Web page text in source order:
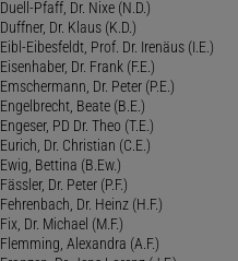
Duell-Pfaff, Dr. Nixe (N.D.)
Duffner, Dr. Klaus (K.D.)
Eibl-Eibesfeldt, Prof. Dr. Irenäus (I.E.)
Eisenhaber, Dr. Frank (F.E.)
Emschermann, Dr. Peter (P.E.)
Engelbrecht, Beate (B.E.)
Engeser, PD Dr. Theo (T.E.)
Eurich, Dr. Christian (C.E.)
Ewig, Bettina (B.Ew.)
Fässler, Dr. Peter (P.F.)
Fehrenbach, Dr. Heinz (H.F.)
Fix, Dr. Michael (M.F.)
Flemming, Alexandra (A.F.)